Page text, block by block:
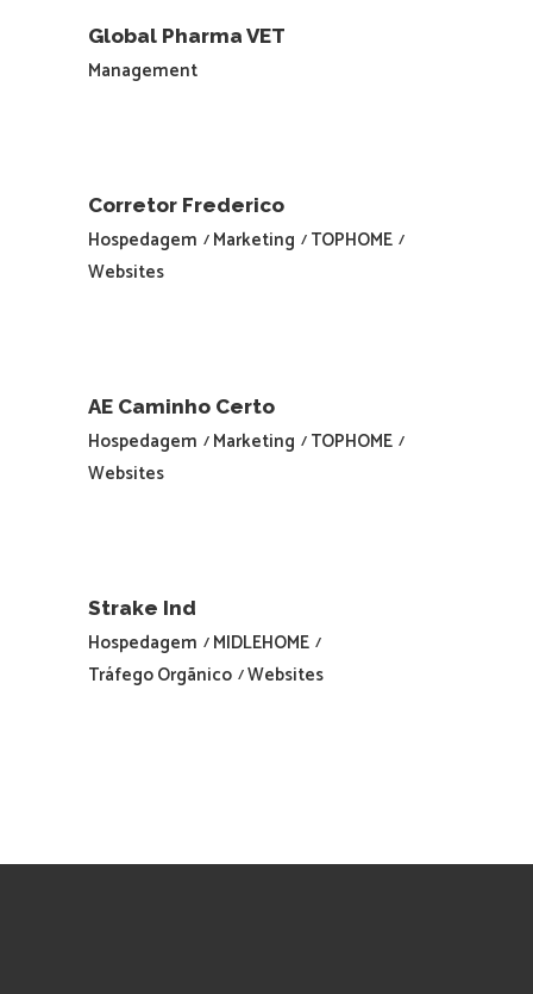
Global Pharma VET
Management
Corretor Frederico
Hospedagem Marketing TOPHOME
Websites
AE Caminho Certo
Hospedagem Marketing TOPHOME
Websites
Strake Ind
Hospedagem MIDLEHOME
Tráfego Orgãnico Websites